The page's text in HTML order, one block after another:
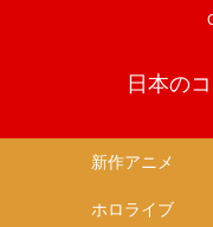
日本の
新作アニメ
ホロライブ